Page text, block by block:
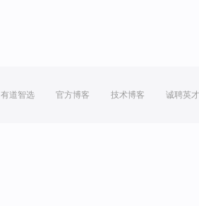
有道智选 官方博客 技术博客 诚聘英才